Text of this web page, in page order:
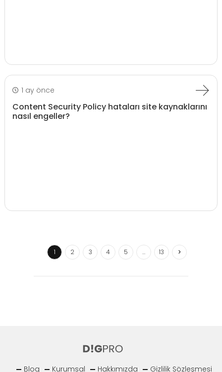
1 ay önce
Content Security Policy hataları site kaynaklarını
nasıl engeller?
1 2 3 4 5 … 13
Blog Kurumsal Hakkımızda Gizlilik Sözleşmesi